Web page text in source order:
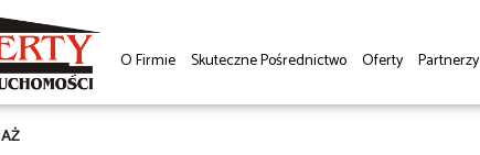
O Firmie Skuteczne Pośrednictwo Oferty Partnerzy